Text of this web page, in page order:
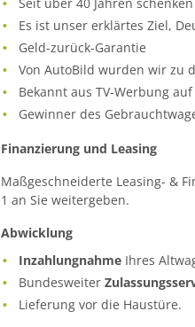
Es ist unser erklärtes Ziel,
Geld-zurück-Garantie
Von AutoBild wurden wir zu
Bekannt aus TV-Werbung
Gewinner des
Finanzierung und Leasing
Maßgeschneiderte Leasing- &
1 an Sie weitergeben.
Abwicklung
Inzahlungnahme Ihres
Bundesweiter
Lieferung vor die Haustüre.